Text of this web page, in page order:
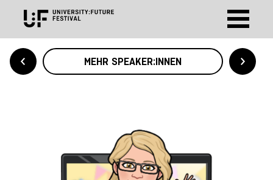
MEHR SPEAKER:INNEN